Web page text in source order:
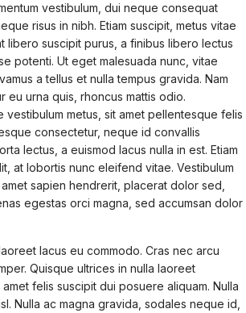
vestibulum, dui neque consequat
risus in nibh. Etiam suscipit, metus vitae
libero suscipit purus, a finibus libero lectus
potenti. Ut eget malesuada nunc, vitae
a tellus et nulla tempus gravida. Nam
eu urna quis, rhoncus mattis odio.
metus, sit amet pellentesque felis
consectetur, neque id convallis
lectus, a euismod lacus nulla in est. Etiam
at lobortis nunc eleifend vitae. Vestibulum
sapien hendrerit, placerat dolor sed,
egestas orci magna, sed accumsan dolor
lacus eu commodo. Cras nec arcu
Quisque ultrices in nulla laoreet
felis suscipit dui posuere aliquam. Nulla
Nulla ac magna gravida, sodales neque id,